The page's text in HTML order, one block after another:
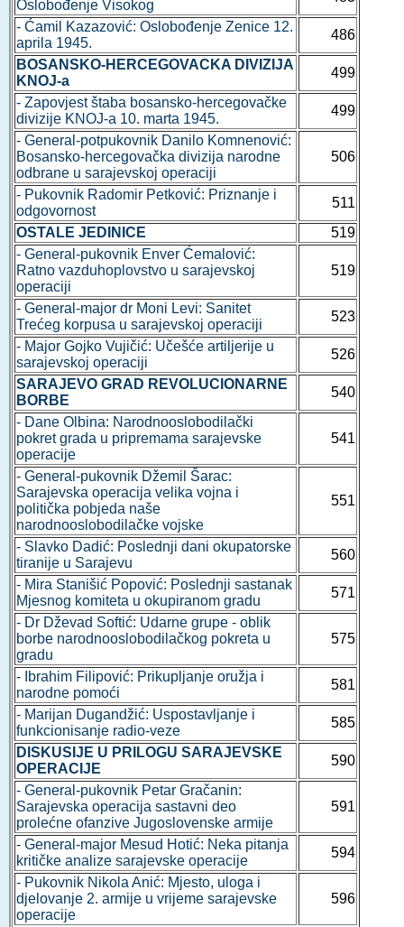
Oslobođenje Visokog
- Ćamil Kazazović: Oslobođenje Zenice 12.
aprila 1945.
486
BOSANSKO-HERCEGOVACKA DIVIZIJA
KNOJ-a
499
- Zapovjest štaba bosansko-hercegovačke
divizije KNOJ-a 10. marta 1945.
499
- General-potpukovnik Danilo Komnenović:
Bosansko-hercegovačka divizija narodne
odbrane u sarajevskoj operaciji
506
- Pukovnik Radomir Petković: Priznanje i
odgovornost
511
OSTALE JEDINICE
519
- General-pukovnik Enver Ćemalović:
Ratno vazduhoplovstvo u sarajevskoj
operaciji
519
- General-major dr Moni Levi: Sanitet
Trećeg korpusa u sarajevskoj operaciji
523
- Major Gojko Vujičić: Učešće artiljerije u
sarajevskoj operaciji
526
SARAJEVO GRAD REVOLUCIONARNE
BORBE
540
- Dane Olbina: Narodnooslobodilački
pokret grada u pripremama sarajevske
operacije
541
- General-pukovnik Džemil Šarac:
Sarajevska operacija velika vojna i
politička pobjeda naše
narodnooslobodilačke vojske
551
- Slavko Dadić: Poslednji dani okupatorske
tiranije u Sarajevu
560
- Mira Stanišić Popović: Poslednji sastanak
Mjesnog komiteta u okupiranom gradu
571
- Dr Dževad Softić: Udarne grupe - oblik
borbe narodnooslobodilačkog pokreta u
gradu
575
- Ibrahim Filipović: Prikupljanje oružja i
narodne pomoći
581
- Marijan Dugandžić: Uspostavljanje i
funkcionisanje radio-veze
585
DISKUSIJE U PRILOGU SARAJEVSKE
OPERACIJE
590
- General-pukovnik Petar Gračanin:
Sarajevska operacija sastavni deo
prolećne ofanzive Jugoslovenske armije
591
- General-major Mesud Hotić: Neka pitanja
kritičke analize sarajevske operacije
594
- Pukovnik Nikola Anić: Mjesto, uloga i
djelovanje 2. armije u vrijeme sarajevske
operacije
596